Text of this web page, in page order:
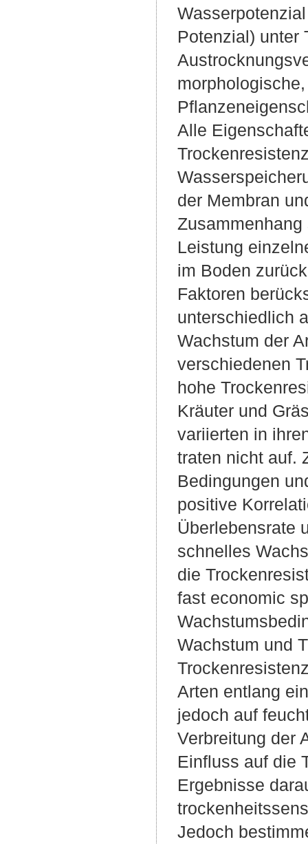
Potenzial) unter
Alle
der Membran
Leistung
im Boden
Faktoren
unterschiedlich
Wachstum der
verschiedenen
hohe
Kräuter und
variierten in
traten nicht auf.
Bedingungen
positive
Überlebensrate
schnelles
die
fast economic
Wachstum und
Arten entlang
jedoch auf
Verbreitung der
Einfluss auf die
Ergebnisse
Jedoch